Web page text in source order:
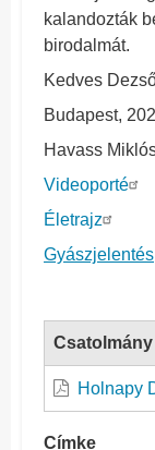
kalandozták
birodalmát.
Kedves
Budapest,
Havass
Videoporté
Életrajz
Gyászjelentés
Csatolmány
Holnapy
Címke